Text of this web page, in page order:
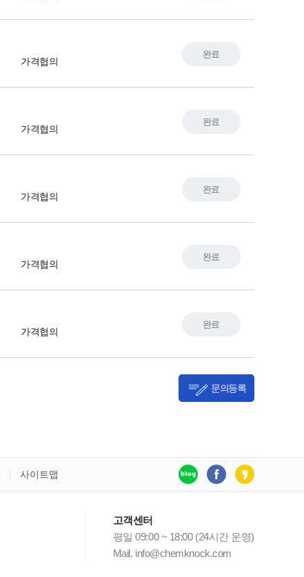
가격협의
완료
가격협의
완료
가격협의
완료
가격협의
완료
가격협의
완료
문의등록
사이트맵
고객센터
평일 09:00 ~ 18:00 (24시간 운영)
Mail. info@chemknock.com